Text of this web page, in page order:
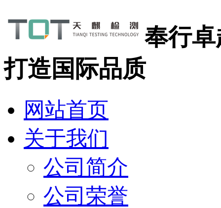
奉行
打造国际品质
网站首页
关于我们
公司简介
公司荣誉